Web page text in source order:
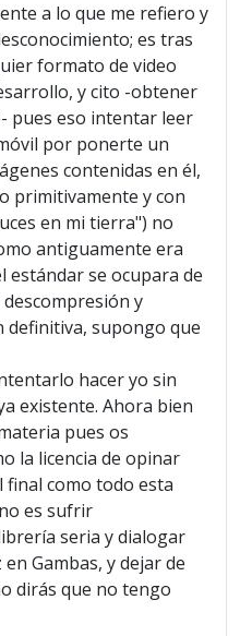
a lo que me refiero y
es tras
formato de video
y cito -obtener
pues eso intentar leer
por ponerte un
contenidas en él,
primitivamente y con
en mi tierra") no
antiguamente era
estándar se ocupara de
y
definitiva, supongo que
hacer yo sin
existente. Ahora bien
pues os
la licencia de opinar
final como todo esta
es sufrir
seria y dialogar
Gambas, y dejar de
dirás que no tengo